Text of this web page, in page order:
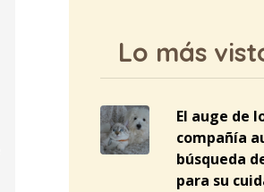
Lo más
El auge de
compañía
búsqueda
para su